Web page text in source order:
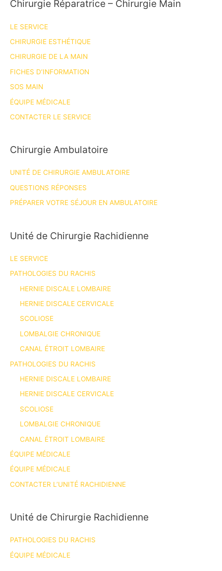
Chirurgie Réparatrice – Chirurgie Main
LE SERVICE
CHIRURGIE ESTHÉTIQUE
CHIRURGIE DE LA MAIN
FICHES D’INFORMATION
SOS MAIN
ÉQUIPE MÉDICALE
CONTACTER LE SERVICE
Chirurgie Ambulatoire
UNITÉ DE CHIRURGIE AMBULATOIRE
QUESTIONS RÉPONSES
PRÉPARER VOTRE SÉJOUR EN AMBULATOIRE
Unité de Chirurgie Rachidienne
LE SERVICE
PATHOLOGIES DU RACHIS
HERNIE DISCALE LOMBAIRE
HERNIE DISCALE CERVICALE
SCOLIOSE
LOMBALGIE CHRONIQUE
CANAL ÉTROIT LOMBAIRE
PATHOLOGIES DU RACHIS
HERNIE DISCALE LOMBAIRE
HERNIE DISCALE CERVICALE
SCOLIOSE
LOMBALGIE CHRONIQUE
CANAL ÉTROIT LOMBAIRE
ÉQUIPE MÉDICALE
ÉQUIPE MÉDICALE
CONTACTER L’UNITÉ RACHIDIENNE
Unité de Chirurgie Rachidienne
PATHOLOGIES DU RACHIS
ÉQUIPE MÉDICALE